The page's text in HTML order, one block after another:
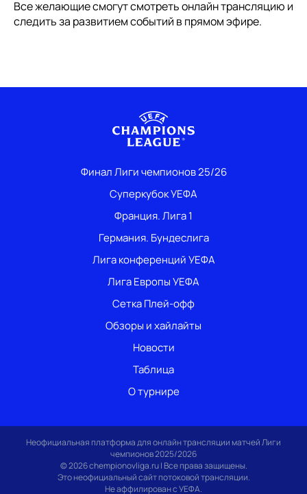
Все желающие смогут смотреть онлайн трансляцию и
следить за развитием событий в прямом эфире.
Финал Лиги чемпионов 25/26
Суперкубок УЕФА
Франция. Лига 1
Германия. Бундеслига
Лига конференций УЕФА
Лига Европы УЕФА
Сетка Плей-офф
Обзоры и хайлайты
Новости
Таблица
О турнире
Неофициальная платформа для онлайн трансляции матчей Лиги
чемпионов 2025/2026
© 2026 chempionovliga.ru | Все права защищены.
Это неофициальный сайт потоковой трансляции.
Не аффилирован с УЕФА.